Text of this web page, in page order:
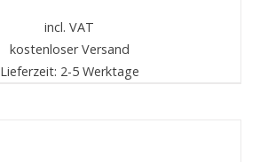
incl. VAT
kostenloser Versand
Lieferzeit: 2-5 Werktage